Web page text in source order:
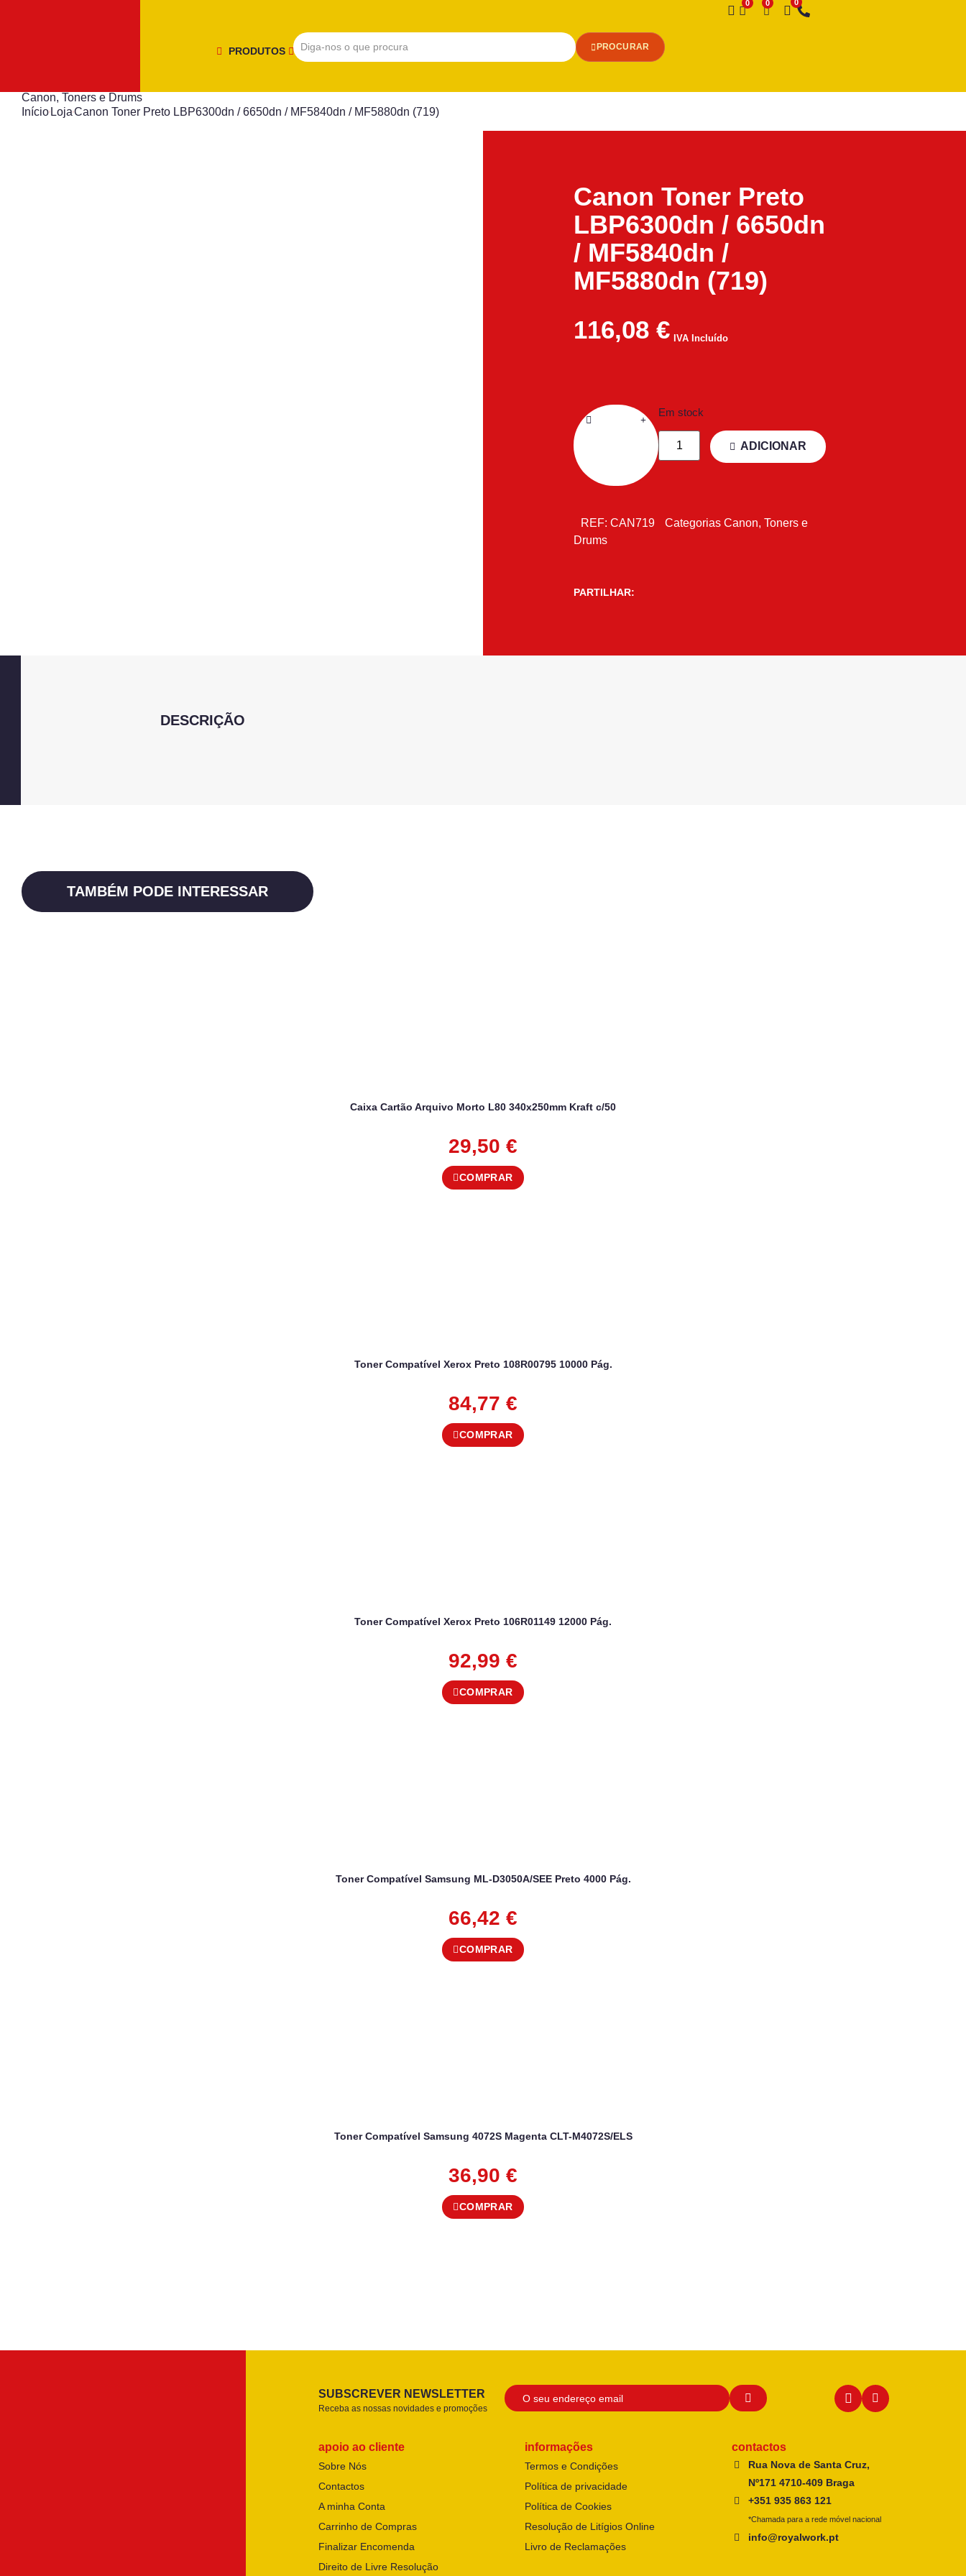
PRODUTOS PROCURAR
Desejo
Canon, Toners e Drums
Início LojaCanon Toner Preto LBP6300dn / 6650dn / MF5840dn / MF5880dn (719)
Canon Toner Preto
LBP6300dn / 6650dn
/ MF5840dn /
MF5880dn (719)
116,08 € IVA Incluído
Em stock
ADICIONAR
REF: CAN719 Categorias Canon, Toners e
Drums
PARTILHAR:
DESCRIÇÃO
TAMBÉM PODE INTERESSAR
Caixa Cartão Arquivo Morto L80 340x250mm Kraft c/50
29,50 €
COMPRAR
Toner Compatível Xerox Preto 108R00795 10000 Pág.
84,77 €
COMPRAR
Toner Compatível Xerox Preto 106R01149 12000 Pág.
92,99 €
COMPRAR
Toner Compatível Samsung ML-D3050A/SEE Preto 4000 Pág.
66,42 €
COMPRAR
Toner Compatível Samsung 4072S Magenta CLT-M4072S/ELS
36,90 €
COMPRAR
SUBSCREVER NEWSLETTER
Receba as nossas novidades e promoções
apoio ao cliente
Sobre Nós
Contactos
A minha Conta
Carrinho de Compras
Finalizar Encomenda
Direito de Livre Resolução
informações
Termos e Condições
Política de privacidade
Política de Cookies
Resolução de Litígios Online
Livro de Reclamações
contactos
Rua Nova de Santa Cruz,
Nº171 4710-409 Braga
+351 935 863 121
*Chamada para a rede móvel nacional
info@royalwork.pt